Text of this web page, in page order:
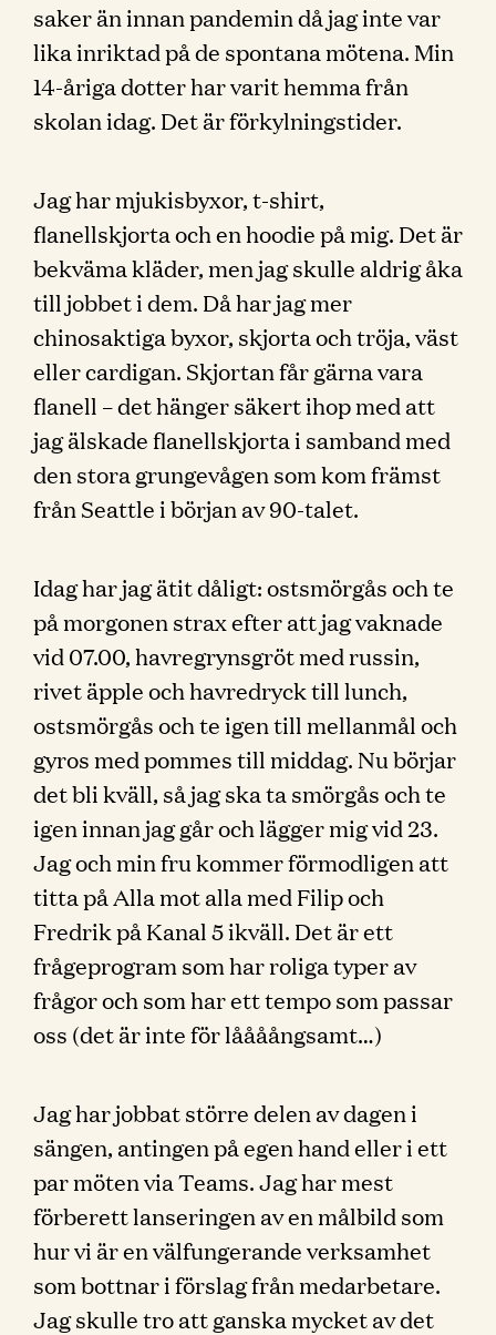
saker än innan pandemin då jag inte var
lika inriktad på de spontana mötena. Min
14-åriga dotter har varit hemma från
skolan idag. Det är förkylningstider.
Jag har mjukisbyxor, t-shirt,
flanellskjorta och en hoodie på mig. Det är
bekväma kläder, men jag skulle aldrig åka
till jobbet i dem. Då har jag mer
chinosaktiga byxor, skjorta och tröja, väst
eller cardigan. Skjortan får gärna vara
flanell – det hänger säkert ihop med att
jag älskade flanellskjorta i samband med
den stora grungevågen som kom främst
från Seattle i början av 90-talet.
Idag har jag ätit dåligt: ostsmörgås och te
på morgonen strax efter att jag vaknade
vid 07.00, havregrynsgröt med russin,
rivet äpple och havredryck till lunch,
ostsmörgås och te igen till mellanmål och
gyros med pommes till middag. Nu börjar
det bli kväll, så jag ska ta smörgås och te
igen innan jag går och lägger mig vid 23.
Jag och min fru kommer förmodligen att
titta på Alla mot alla med Filip och
Fredrik på Kanal 5 ikväll. Det är ett
frågeprogram som har roliga typer av
frågor och som har ett tempo som passar
oss (det är inte för låååångsamt…)
Jag har jobbat större delen av dagen i
sängen, antingen på egen hand eller i ett
par möten via Teams. Jag har mest
förberett lanseringen av en målbild som
hur vi är en välfungerande verksamhet
som bottnar i förslag från medarbetare.
Jag skulle tro att ganska mycket av det